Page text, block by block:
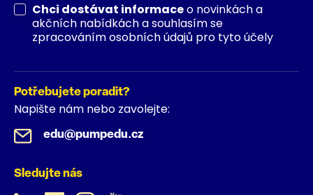
Chci dostávat informaceo novinkách a
akčních nabídkách a souhlasím se
zpracováním osobních údajů pro tyto účely
Potřebujete poradit?
Napište nám nebo zavolejte:
edu@pumpedu.cz
Sledujte nás